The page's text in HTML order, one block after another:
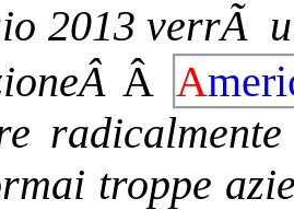
2013 verrÃ
Â A
troppe